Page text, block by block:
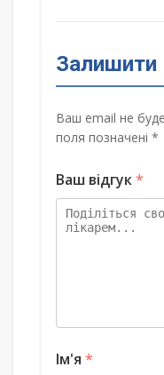
Залишити
Ваш email не
поля позначені *
Ваш відгук*
Ім'я *